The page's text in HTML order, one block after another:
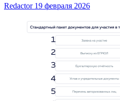
Redactor 19 февраля 2026